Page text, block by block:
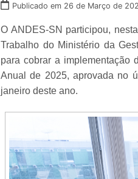
Publicado em 26 de Março de
O ANDES-SN participou,
Trabalho do Ministério da
para cobrar a implementação
Anual de 2025, aprovada no
janeiro deste ano.